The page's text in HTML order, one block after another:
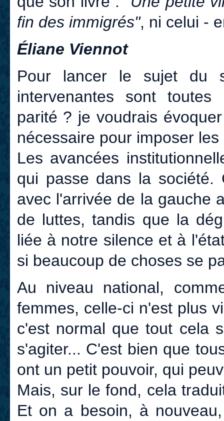
fin des immigrés", ni celui -
Éliane Viennot
Pour lancer le sujet du
intervenantes sont
parité ? je voudrais
nécessaire pour imposer
Les avancées
qui passe dans la
avec l'arrivée de la gauche
de luttes, tandis que la
liée à notre silence et à
si beaucoup de choses se
Au niveau national,
femmes, celle-ci n'est plus
c'est normal que tout cela
s'agiter... C'est bien que
ont un petit pouvoir, qui
Mais, sur le fond, cela
Et on a besoin, à